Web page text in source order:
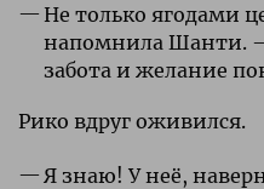
Не только ягодами
напомнила Шанти.
забота и желание
Рико вдруг оживился.
Я знаю! У неё,